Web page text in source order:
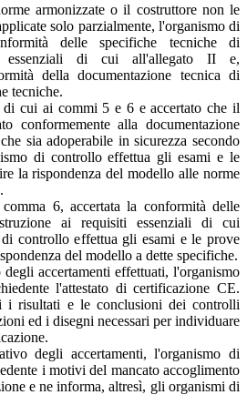
armonizzate o il costruttore non le
solo parzialmente, l'organismo di
delle specifiche tecniche di
essenziali di cui all'allegato II e,
della documentazione tecnica di
tecniche.
cui ai commi 5 e 6 e accertato che il
conformemente alla documentazione
sia adoperabile in sicurezza secondo
di controllo effettua gli esami e le
la rispondenza del modello alle norme
6, accertata la conformità delle
ai requisiti essenziali di cui
controllo effettua gli esami e le prove
del modello a dette specifiche.
accertamenti effettuati, l'organismo
l'attestato di certificazione CE.
i risultati e le conclusioni dei controlli
ed i disegni necessari per individuare
degli accertamenti, l'organismo di
i motivi del mancato accoglimento
e ne informa, altresì, gli organismi di